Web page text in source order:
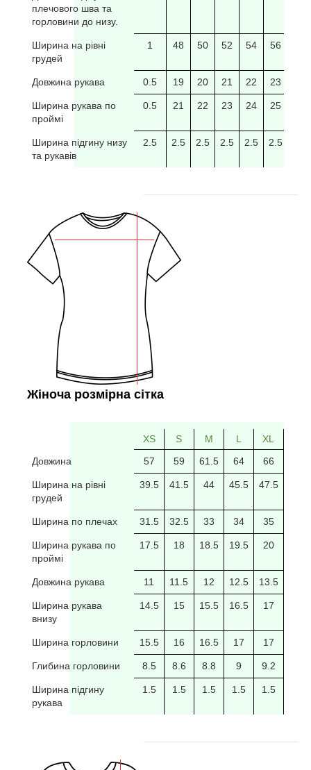
плечового шва та
горловини до низу.
Ширина на рівні
грудей
1 48 50 52 54 56
Довжина рукава 0.5 19 20 21 22 23
Ширина рукава по
проймі
0.5 21 22 23 24 25
Ширина підгину низу
та рукавів
2.5 2.5 2.5 2.5 2.5 2.5
Жіноча розмірна сітка
XS S M L XL
Довжина
57 59 61.5 64 66
Ширина на рівні
грудей
39.5 41.5 44 45.5 47.5
Ширина по плечах 31.5 32.5 33 34 35
Ширина рукава по
проймі
17.5 18 18.5 19.5 20
Довжина рукава 11 11.5 12 12.5 13.5
Ширина рукава
внизу
14.5 15 15.5 16.5 17
Ширина горловини 15.5 16 16.5 17 17
Глибина горловини 8.5 8.6 8.8 9 9.2
Ширина підгину
рукава
1.5 1.5 1.5 1.5 1.5